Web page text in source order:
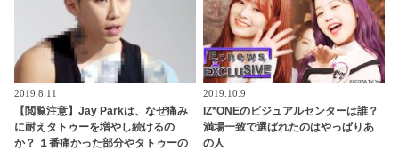
2019.8.11
【閲覧注意】Jay Parkは、なぜ痛み
に耐えタトゥーを増やし続けるの
か？ １番痛かった部分やタトゥーの
2019.10.9
IZ*ONEのビジュアルセンターは誰？
満場一致で選ばれたのはやっぱりあ
の人